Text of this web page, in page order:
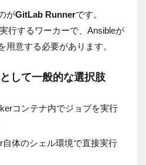
がGitLab Runnerです。
行するワーカーで、Ansibleが
用意する必要があります。
して一般的な選択肢
コンテナ内でジョブを実行
自体のシェル環境で直接実行